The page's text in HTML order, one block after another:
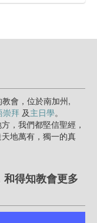
會，位於南加州,
崇拜 及主日學。
，我們都堅信聖經，
地萬有，獨一的真
得知教會更多